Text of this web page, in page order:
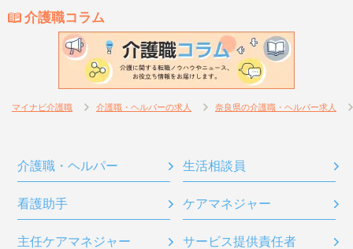
介護職コラム
マイナビ介護職 介護職・ヘルパーの求人 奈良県の介護職・ヘルパー求人
介護職・ヘルパー 生活相談員
看護助手 ケアマネジャー
主任ケアマネジャー サービス提供責任者